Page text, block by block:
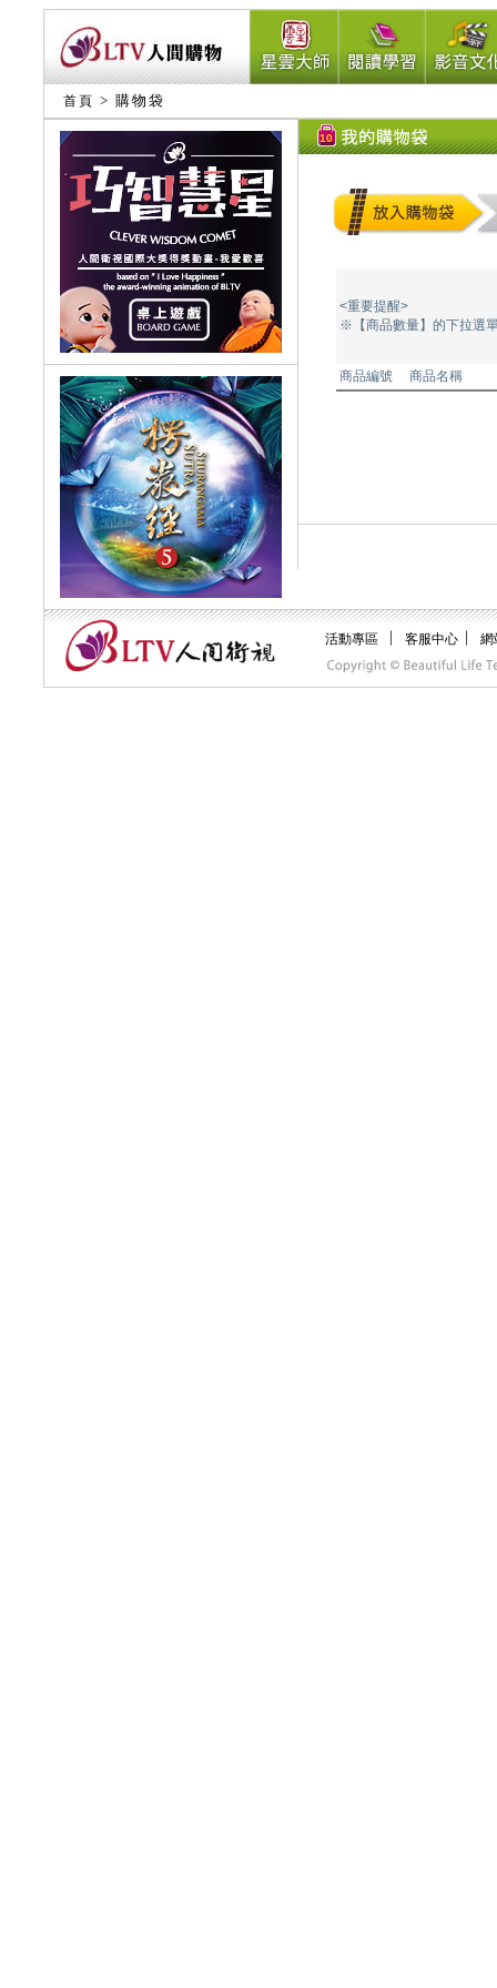
首頁 > 購物袋
10
<重要提醒>
※【商品數量】的下拉選
商品編號 商品名稱
活動專區︱ 客服中心︱ 網